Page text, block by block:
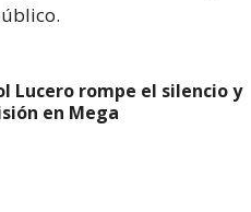
Lucero rompe el silencio y
en Mega